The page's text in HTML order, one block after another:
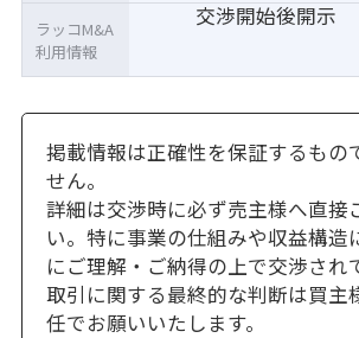
交渉開始後開示
ラッコM&A
利用情報
掲載情報は正確性を保証するもの
せん。
詳細は交渉時に必ず売主様へ直接
い。特に事業の仕組みや収益構造
にご理解・ご納得の上で交渉され
取引に関する最終的な判断は買主
任でお願いいたします。